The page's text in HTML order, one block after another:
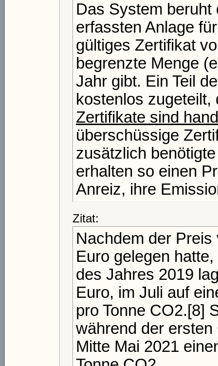
Das System beruht
erfassten Anlage
gültiges Zertifikat
begrenzte Menge
Jahr gibt. Ein Teil
kostenlos
Zertifikate sind
überschüssige
zusätzlich
erhalten so einen
Anreiz, ihre
Zitat:
Nachdem der
Euro gelegen
des Jahres 2019
Euro, im Juli auf
pro Tonne CO2.[8]
während der
Mitte Mai 2021